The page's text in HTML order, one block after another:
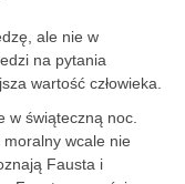
ale nie w
na pytania
wartość człowieka.
w świąteczną noc.
wcale nie
Fausta i